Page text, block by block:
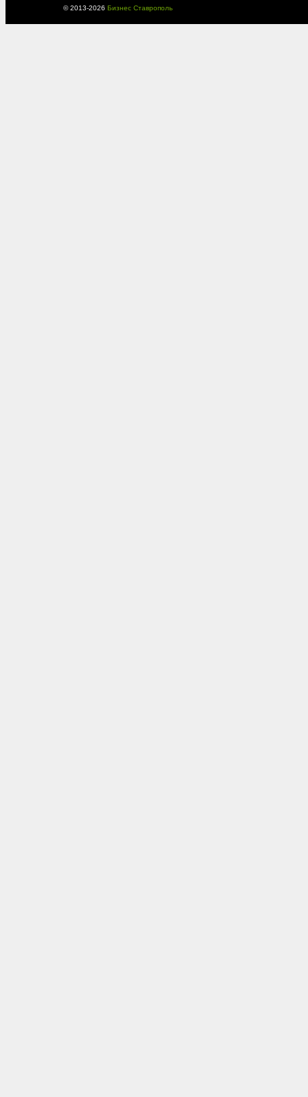
© 2013-2026 Бизнес Ставрополь